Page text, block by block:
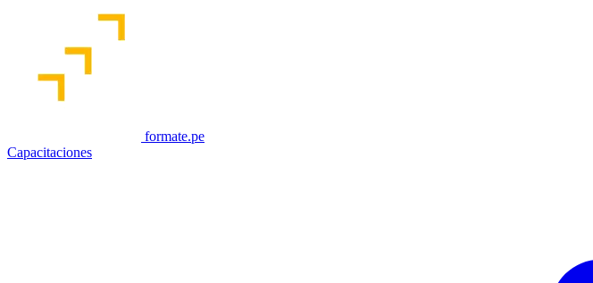
formate.pe
Capacitaciones